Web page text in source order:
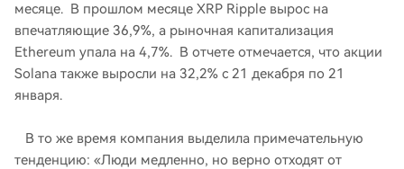
месяце. В прошлом месяце XRP Ripple вырос на
впечатляющие 36,9%, а рыночная капитализация
Ethereum упала на 4,7%. В отчете отмечается, что акции
Solana также выросли на 32,2% с 21 декабря по 21
января.
В то же время компания выделила примечательную
тенденцию: «Люди медленно, но верно отходят от